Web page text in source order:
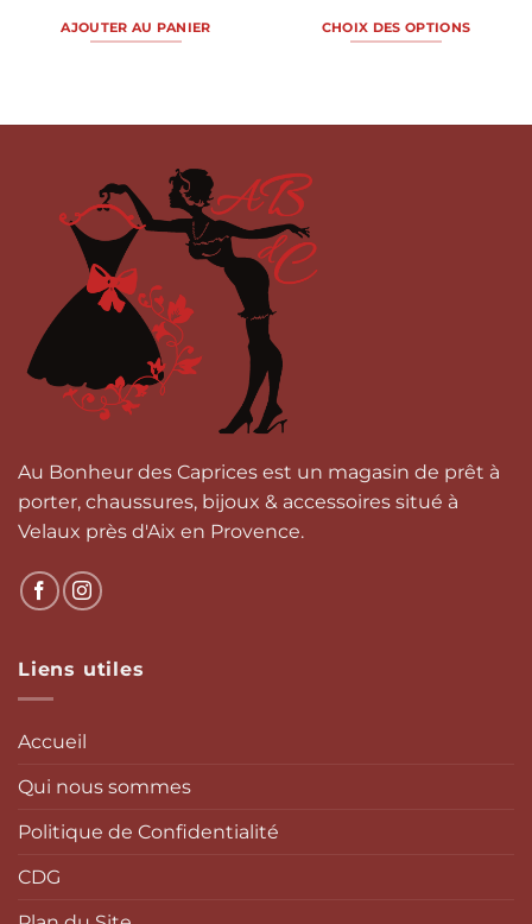
AJOUTER AU PANIER CHOIX DES OPTIONS
plusieurs
Au Bonheur des Caprices est un magasin de prêt à
porter, chaussures, bijoux & accessoires situé à
Velaux près d'Aix en Provence.
Liens utiles
Accueil
Qui nous sommes
Politique de Confidentialité
CDG